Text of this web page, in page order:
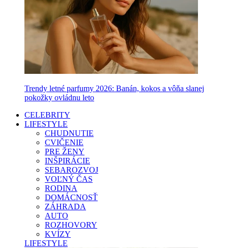
Trendy letné parfumy 2026: Banán, kokos a vôňa slanej
pokožky ovládnu leto
CELEBRITY
LIFESTYLE
CHUDNUTIE
CVIČENIE
PRE ŽENY
INŠPIRÁCIE
SEBAROZVOJ
VOĽNÝ ČAS
RODINA
DOMÁCNOSŤ
ZÁHRADA
AUTO
ROZHOVORY
KVÍZY
LIFESTYLE